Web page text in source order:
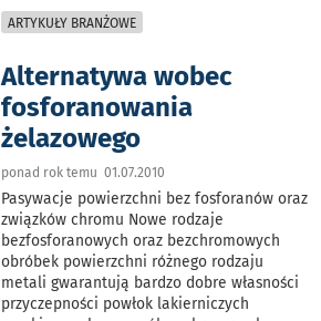
ARTYKUŁY BRANŻOWE
Alternatywa wobec
fosforanowania
żelazowego
ponad rok temu 01.07.2010
Pasywacje powierzchni bez fosforanów oraz
związków chromu Nowe rodzaje
bezfosforanowych oraz bezchromowych
obróbek powierzchni różnego rodzaju
metali gwarantują bardzo dobre własności
przyczepności powłok lakierniczych